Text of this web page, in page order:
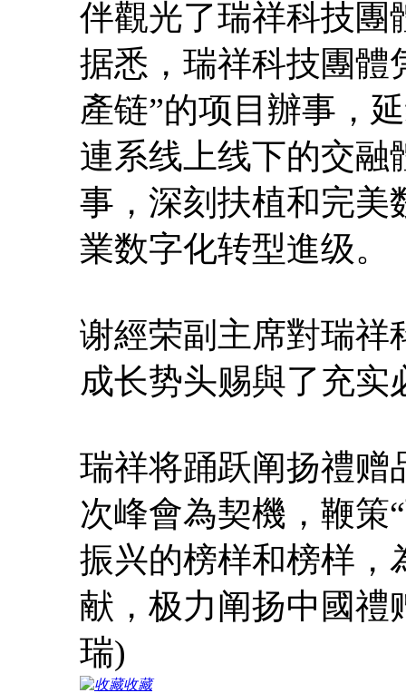
伴觀光了瑞祥科技團
据悉，瑞祥科技團體
產链”的项目辦事，
連系线上线下的交融
事，深刻扶植和完美
業数字化转型進级。
谢經荣副主席對瑞祥
成长势头赐與了充实
瑞祥将踊跃阐扬禮赠
次峰會為契機，鞭策
振兴的榜样和榜样，
献，极力阐扬中國禮
瑞)
收藏